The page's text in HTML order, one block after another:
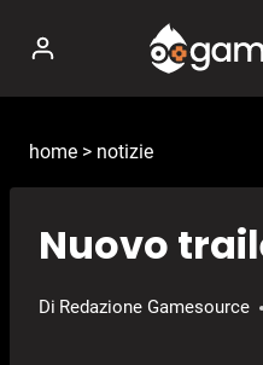
contenuto
home > notizie
Nuovo
Di Redazione Gamesource